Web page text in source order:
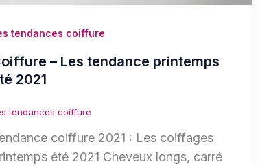
tendances coiffure
– Les tendance printemps
2021
tendances coiffure
coiffure 2021 : Les coiffages
été 2021 Cheveux longs, carré